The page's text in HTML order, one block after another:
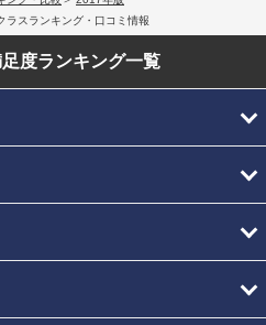
ラスランキング・口コミ情報
度ランキング一覧